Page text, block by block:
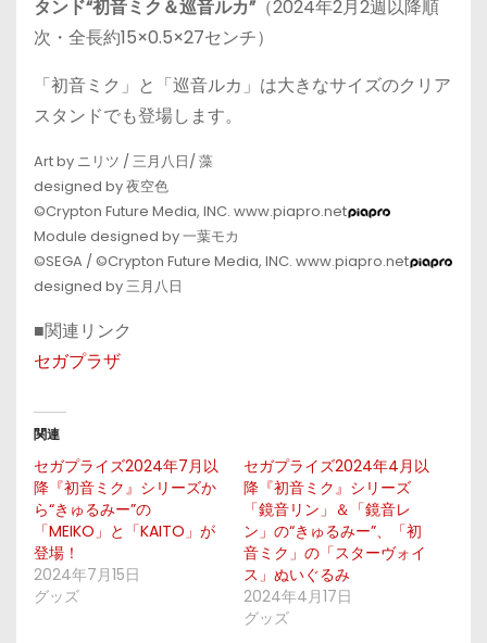
タンド“初音ミク＆巡音ルカ”（2024年2月2週以降順
次・全長約15×0.5×27センチ）
「初音ミク」と「巡音ルカ」は大きなサイズのクリア
スタンドでも登場します。
Art by ニリツ / 三月八日/ 藻
designed by 夜空色
©Crypton Future Media, INC. www.piapro.net
Module designed by 一葉モカ
©SEGA / ©Crypton Future Media, INC. www.piapro.net
designed by 三月八日
■関連リンク
セガプラザ
関連
セガプライズ2024年7月以
降『初音ミク』シリーズか
ら“きゅるみー”の
「MEIKO」と「KAITO」が
登場！
2024年7月15日
グッズ
セガプライズ2024年4月以
降『初音ミク』シリーズ
「鏡音リン」＆「鏡音レ
ン」の“きゅるみー”、「初
音ミク」の「スターヴォイ
ス」ぬいぐるみ
2024年4月17日
グッズ